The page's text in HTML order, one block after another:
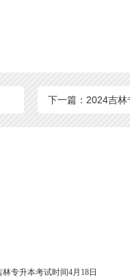
下一篇：2024吉
林专升本考试时间4月18日